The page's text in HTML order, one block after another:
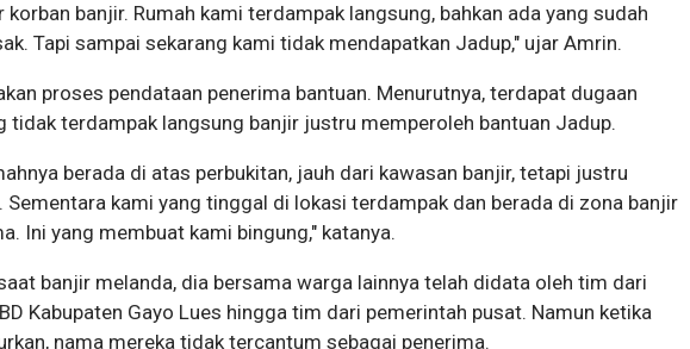
korban banjir. Rumah kami terdampak langsung, bahkan ada yang sudah
Tapi sampai sekarang kami tidak mendapatkan Jadup," ujar Amrin.
proses pendataan penerima bantuan. Menurutnya, terdapat dugaan
tidak terdampak langsung banjir justru memperoleh bantuan Jadup.
berada di atas perbukitan, jauh dari kawasan banjir, tetapi justru
Sementara kami yang tinggal di lokasi terdampak dan berada di zona banjir
Ini yang membuat kami bingung," katanya.
banjir melanda, dia bersama warga lainnya telah didata oleh tim dari
Kabupaten Gayo Lues hingga tim dari pemerintah pusat. Namun ketika
nama mereka tidak tercantum sebagai penerima.